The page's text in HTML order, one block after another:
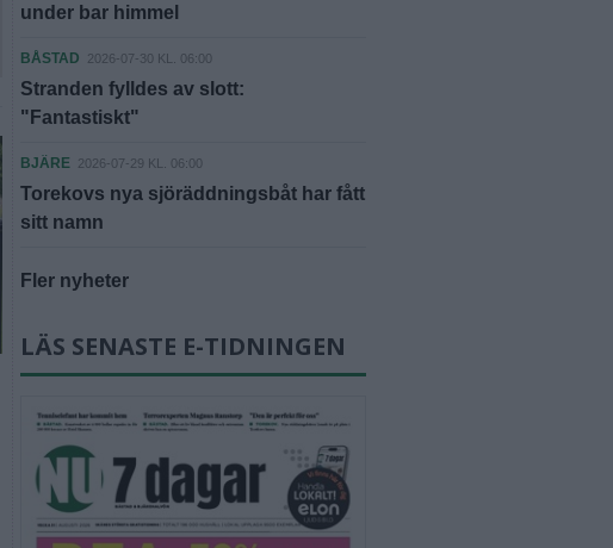
under bar himmel
BÅSTAD 2026-07-30 KL. 06:00
Stranden fylldes av slott:
"Fantastiskt"
BJÄRE 2026-07-29 KL. 06:00
Torekovs nya sjöräddningsbåt har fått
sitt namn
Fler nyheter
LÄS SENASTE E-TIDNINGEN